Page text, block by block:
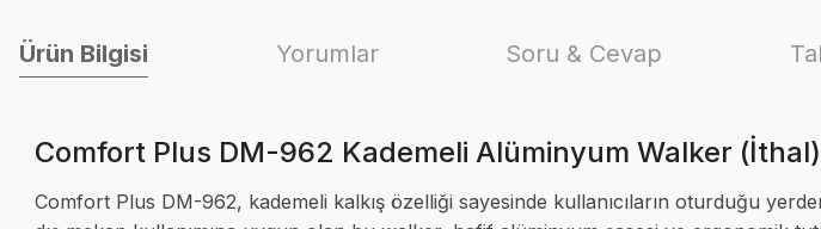
Ürün Bilgisi Yorumlar Soru & Cevap
Comfort Plus DM-962 Kademeli Alüminyum Walker (İthal)
Comfort Plus DM-962, kademeli kalkış özelliği sayesinde kullanıcıların oturduğu